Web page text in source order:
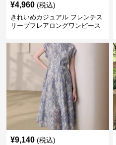
¥4,960 (税込)
きれいめカジュアル フレンチス
リーブフレアロングワンピース
人ナチュラル ゆったり大きいサ
イズ 夏ワンピ
¥9,140 (税込)